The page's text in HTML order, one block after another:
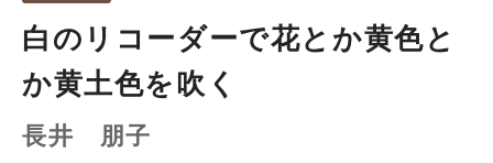
白のリコーダーで花とか黄色と
か黄土色を吹く
長井 朋子